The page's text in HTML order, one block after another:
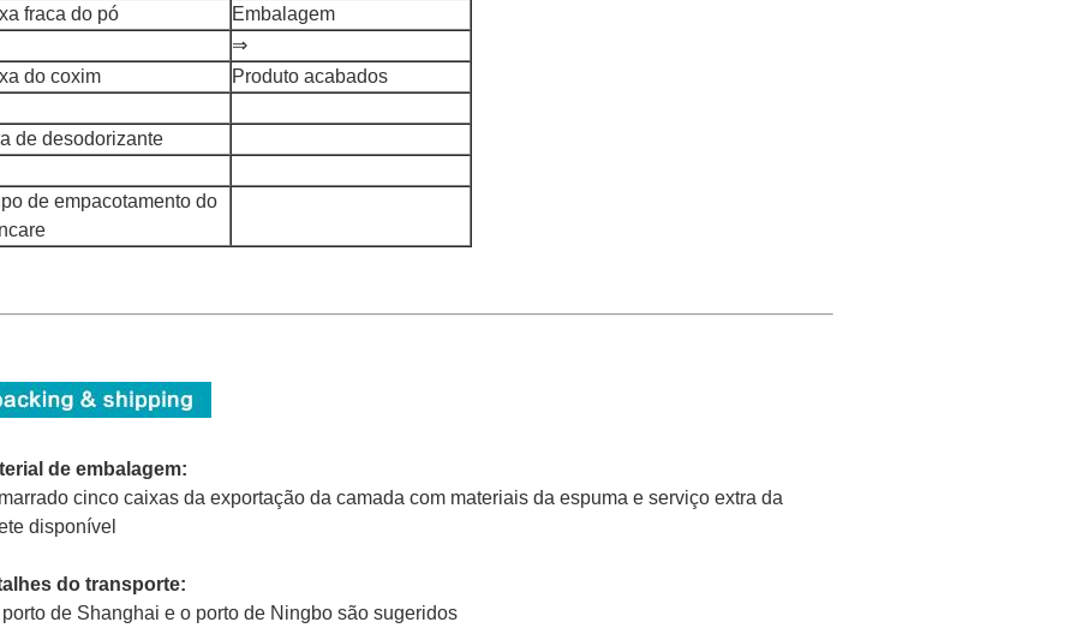
fraca do pó
Embalagem
⇒
do coxim
Produto acabados
de desodorizante
de empacotamento do
de embalagem:
cinco caixas da exportação da camada com materiais da espuma e serviço extra da
disponível
do transporte:
porto de Shanghai e o porto de Ningbo são sugeridos